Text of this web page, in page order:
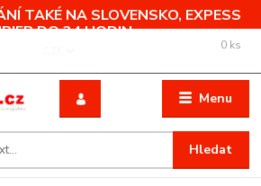
TAKÉ NA SLOVENSKO, EXPESS
DO 24 HODIN.
Menu
Hledat
0 ks